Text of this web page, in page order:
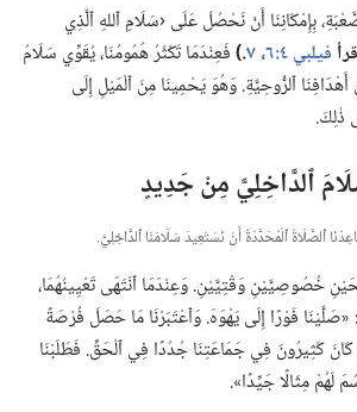
بِإِمْكَانِنَا أَنْ نَحْصُلَ عَلَى ‹سَلَامِ ٱللهِ ٱلَّذِي
فيلبي ٤:‏٦،‏ ٧ ‏.‏)‏فَعِنْدَمَا تَكْثُرُ هُمُومُنَا،‏ يُقَوِّي سَلَامُ
ٱلرُّوحِيَّةِ.‏ وَهُوَ يَحْمِينَا مِنَ ٱلْمَيْلِ إِلَى
ذٰلِكَ.‏
ٱلدَّاخِلِيَّ مِنْ جَدِيدٍ
ٱلصَّلَاةُ ٱلْمُحَدَّدَةُ أَنْ نَسْتَعِيدَ سَلَامَنَا ٱلدَّاخِلِيَّ.‏
خُصُوصِيَّيْنِ وَقْتِيَّيْنِ.‏ وَعِنْدَمَا ٱنْتَهَى تَعْيِينُهُمَا،‏
«صَلَّيْنَا فَوْرًا إِلَى يَهْوَهَ.‏ وَٱعْتَبَرْنَا مَا حَصَلَ فُرْصَةً
كَانَ كَثِيرُونَ فِي جَمَاعَتِنَا جُدُدًا فِي ٱلْحَقِّ.‏ فَطَلَبْنَا
لَهُمْ مِثَالًا جَيِّدًا».‏